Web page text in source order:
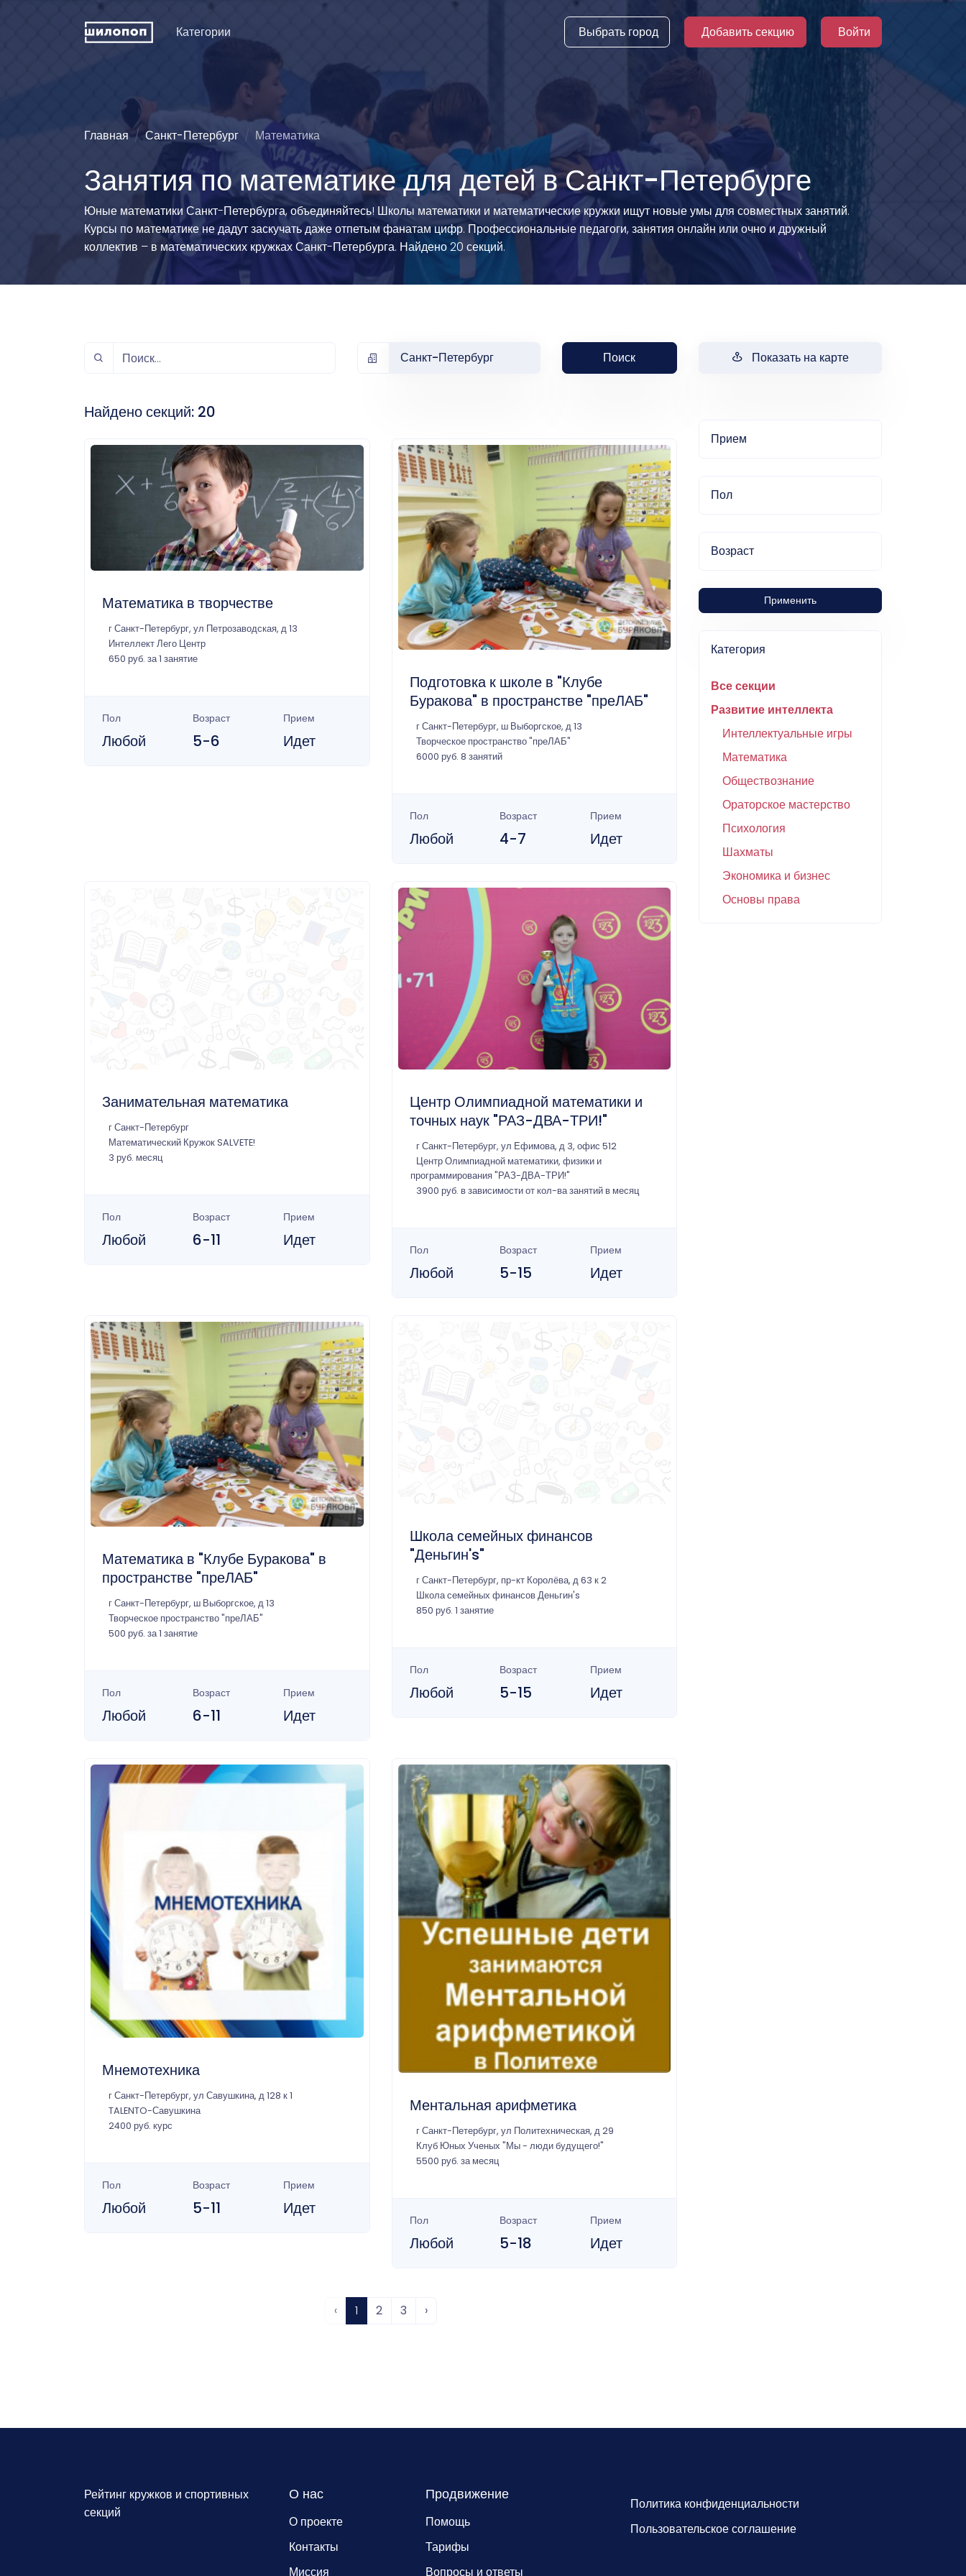
Категории
Иностранные языки
Развитие интеллекта
Информационные
История и традиции
Хореография (танцы)
Зрелищные искусства
Познавательные
развлечения
Естественные науки
Люди и животные
Эстетические виды
спорта
Единоборства
игровой спорт
Физкультура
рождения
Мода и стиль
Туризм
Технические виды
спорта
Силовой спорт
Водные виды спорта
Легкая атлетика и
Выбрать город Добавить секцию Войти
Главная Санкт-Петербург Математика
Занятия по математике для детей в Санкт-Петербурге
Юные математики Санкт-Петербурга, объединяйтесь! Школы математики и математические кружки ищут новые умы для совместных занятий.
Курсы по математике не дадут заскучать даже отпетым фанатам цифр. Профессиональные педагоги, занятия онлайн или очно и дружный
коллектив – в математических кружках Санкт-Петербурга. Найдено 20 секций.
Санкт-Петербург Поиск Показать на карте
Прием
Пол
Возраст
Применить
Категория
Все секции
Развитие интеллекта
Интеллектуальные игры
Математика
Обществознание
Ораторское мастерство
Психология
Шахматы
Экономика и бизнес
Основы права
Найдено секций: 20
Математика в творчестве
г Санкт-Петербург, ул Петрозаводская, д 13
Интеллект Лего Центр
650 руб. за 1 занятие
Пол
Любой
Возраст
5-6
Прием
Идет
Подготовка к школе в "Клубе
Буракова" в пространстве "преЛАБ"
г Санкт-Петербург, ш Выборгское, д 13
Творческое пространство "преЛАБ"
6000 руб. 8 занятий
Пол
Любой
Возраст
4-7
Прием
Идет
Занимательная математика
г Санкт-Петербург
Математический Кружок SALVETE!
3 руб. месяц
Пол
Любой
Возраст
6-11
Прием
Идет
Центр Олимпиадной математики и
точных наук "РАЗ-ДВА-ТРИ!"
г Санкт-Петербург, ул Ефимова, д 3, офис 512
Центр Олимпиадной математики, физики и
программирования "РАЗ-ДВА-ТРИ!"
3900 руб. в зависимости от кол-ва занятий в месяц
Пол
Любой
Возраст
5-15
Прием
Идет
Математика в "Клубе Буракова" в
пространстве "преЛАБ"
г Санкт-Петербург, ш Выборгское, д 13
Творческое пространство "преЛАБ"
500 руб. за 1 занятие
Пол
Любой
Возраст
6-11
Прием
Идет
Школа семейных финансов
"Деньгин's"
г Санкт-Петербург, пр-кт Королёва, д 63 к 2
Школа семейных финансов Деньгин's
850 руб. 1 занятие
Пол
Любой
Возраст
5-15
Прием
Идет
Мнемотехника
г Санкт-Петербург, ул Савушкина, д 128 к 1
TALENTO-Савушкина
2400 руб. курс
Пол
Любой
Возраст
5-11
Прием
Идет
Ментальная арифметика
г Санкт-Петербург, ул Политехническая, д 29
Клуб Юных Ученых "Мы - люди будущего!"
5500 руб. за месяц
Пол
Любой
Возраст
5-18
Прием
Идет
‹ 1 2 3 ›
Рейтинг кружков и спортивных
секций
О нас
О проекте
Контакты
Миссия
Продвижение
Помощь
Тарифы
Вопросы и ответы
Политика конфиденциальности
Пользовательское соглашение